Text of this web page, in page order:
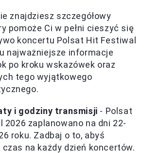
znajdziesz szczegółowy
pomoże Ci w pełni cieszyć się
koncertu Polsat Hit Festiwal
najważniejsze informacje
po kroku wskazówek oraz
tego wyjątkowego
i godziny transmisji - Polsat
2026 zaplanowano na dni 22-
roku. Zadbaj o to, abyś
czas na każdy dzień koncertów.